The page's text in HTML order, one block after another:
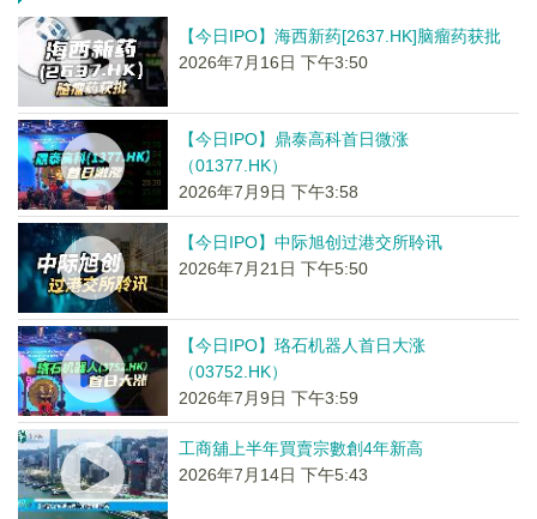
【今日IPO】海西新药[2637.HK]脑瘤药获批
2026年7月16日 下午3:50
【今日IPO】鼎泰高科首日微涨
（01377.HK）
2026年7月9日 下午3:58
【今日IPO】中际旭创过港交所聆讯
2026年7月21日 下午5:50
【今日IPO】珞石机器人首日大涨
（03752.HK）
2026年7月9日 下午3:59
工商舖上半年買賣宗數創4年新高
2026年7月14日 下午5:43